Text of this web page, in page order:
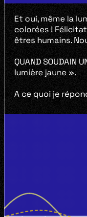
Et oui, même la
colorées !
êtres humains.
QUAND
lumière jaune ».
A ce quoi je